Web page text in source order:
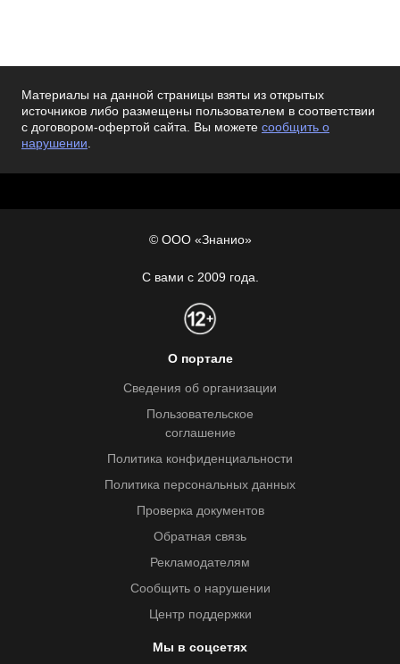
Материалы на данной страницы взяты из открытых
источников либо размещены пользователем в соответствии
с договором-офертой сайта. Вы можете сообщить о
нарушении.
© ООО «Знанио»
С вами с 2009 года.
О портале
Сведения об организации
Пользовательское
соглашение
Политика конфиденциальности
Политика персональных данных
Проверка документов
Обратная связь
Рекламодателям
Сообщить о нарушении
Центр поддержки
Мы в соцсетях